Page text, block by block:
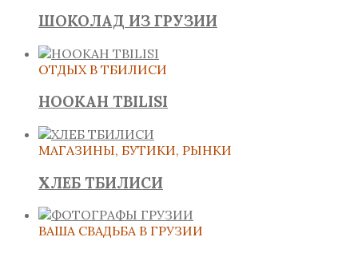
ШОКОЛАД ИЗ ГРУЗИИ
ОТДЫХ В ТБИЛИСИ
HOOKAH TBILISI
МАГАЗИНЫ, БУТИКИ, РЫНКИ
ХЛЕБ ТБИЛИСИ
ВАША СВАДЬБА В ГРУЗИИ